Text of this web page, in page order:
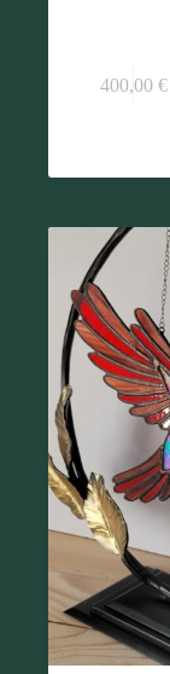
400,00 €